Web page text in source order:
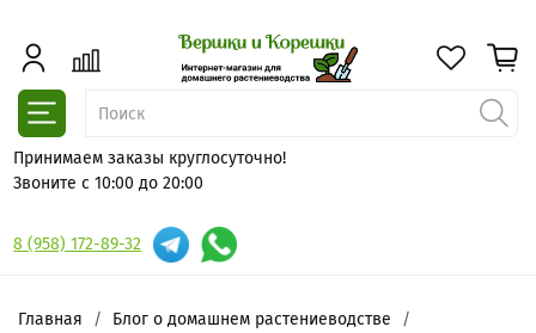
Принимаем заказы круглосуточно!
Звоните с 10:00 до 20:00
8 (958) 172-89-32
Главная
Блог о домашнем растениеводстве